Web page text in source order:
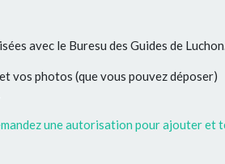
avec le Buresu des Guides de
vos photos (que vous pouvez déposer)
une autorisation pour ajouter et